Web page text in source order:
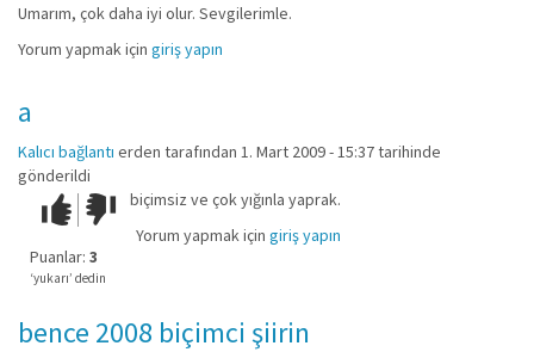
Umarım, çok daha iyi olur. Sevgilerimle.
Yorum yapmak için giriş yapın
a
Kalıcı bağlantı erden tarafından 1. Mart 2009 - 15:37 tarihinde
gönderildi
Çok iyi!O
kadar
iyi
değil!
Puanlar: 3
‘yukarı’ dedin
biçimsiz ve çok yığınla yaprak.
Yorum yapmak için giriş yapın
bence 2008 biçimci şiirin